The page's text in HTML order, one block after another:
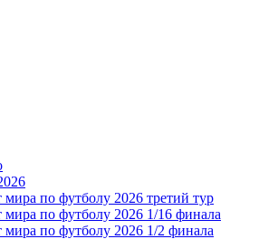
по футболу 2026 третий тур
по футболу 2026 1/16 финала
по футболу 2026 1/2 финала